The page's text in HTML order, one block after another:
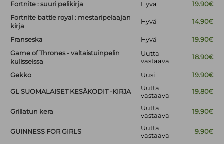
Fortnite : suuri pelikirja Hyvä
19.90€
Fortnite battle royal : mestaripelaajan
kirja
Hyvä 14.90€
Franseska Hyvä
19.90€
Game of Thrones - valtaistuinpelin
kulisseissa
Uutta
vastaava
18.90€
Gekko Uusi 19.90€
GL SUOMALAISET KESÄKODIT -KIRJA
Uutta
vastaava
19.80€
Grillatun kera
Uutta
vastaava
19.90€
GUINNESS FOR GIRLS
Uutta
vastaava
9.90€